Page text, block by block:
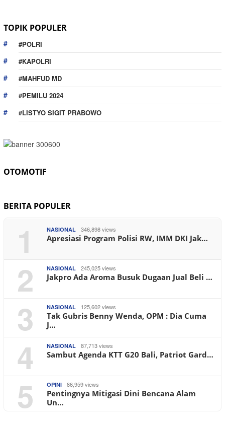
TOPIK POPULER
#POLRI
#KAPOLRI
#MAHFUD MD
#PEMILU 2024
#LISTYO SIGIT PRABOWO
OTOMOTIF
BERITA POPULER
1 NASIONAL 346,898 views
Apresiasi Program Polisi RW, IMM DKI Jak…
2 NASIONAL 245,025 views
Jakpro Ada Aroma Busuk Dugaan Jual Beli …
3 NASIONAL 125,602 views
Tak Gubris Benny Wenda, OPM : Dia Cuma
J…
4 NASIONAL 87,713 views
Sambut Agenda KTT G20 Bali, Patriot Gard…
5 OPINI 86,959 views
Pentingnya Mitigasi Dini Bencana Alam
Un…